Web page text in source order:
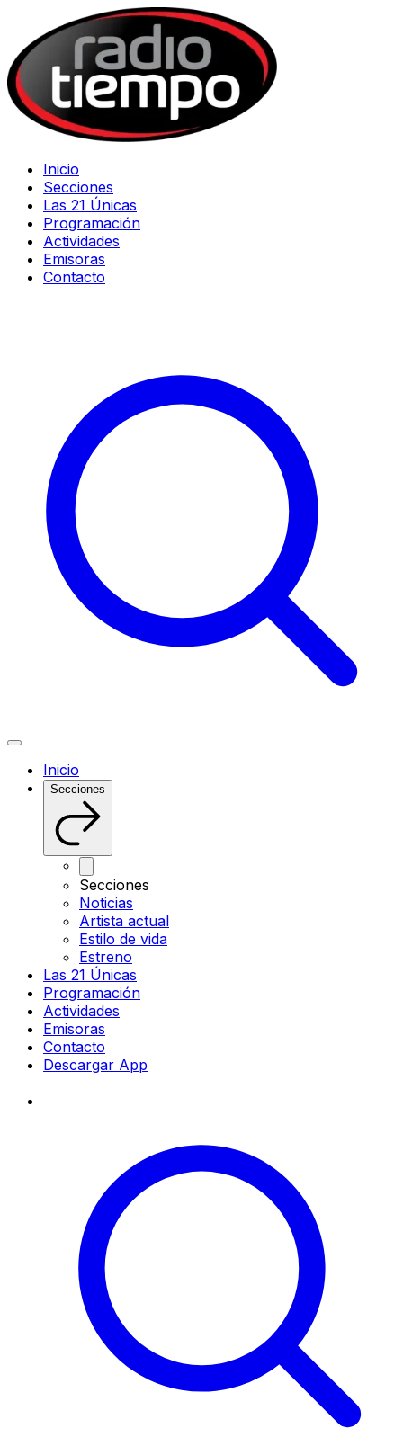
Inicio
Secciones
Las 21 Únicas
Programación
Actividades
Emisoras
Contacto
Inicio
Secciones
Secciones
Noticias
Artista actual
Estilo de vida
Estreno
Las 21 Únicas
Programación
Actividades
Emisoras
Contacto
Descargar App